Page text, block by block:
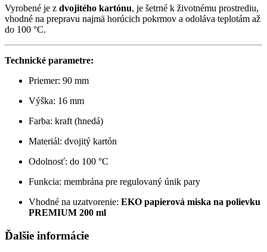
Vyrobené je z dvojitého kartónu, je šetrné k životnému prostrediu,
vhodné na prepravu najmä horúcich pokrmov a odoláva teplotám až
do 100 °C.
Technické parametre:
Priemer: 90 mm
Výška: 16 mm
Farba: kraft (hnedá)
Materiál: dvojitý kartón
Odolnosť: do 100 °C
Funkcia: membrána pre regulovaný únik pary
Vhodné na uzatvorenie: EKO papierová miska na polievku
PREMIUM 200 ml
Ďalšie informácie